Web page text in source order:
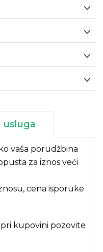
usluga
vaša porudžbina
za iznos veći
cena isporuke
kupovini pozovite